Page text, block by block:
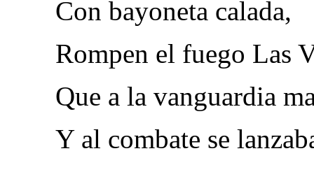
Con bayoneta calada,
Rompen el fuego Las
Que a la vanguardia
Y al combate se